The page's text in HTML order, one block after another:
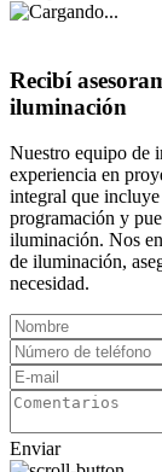
Recibí
iluminación
Nuestro equipo de
experiencia en
integral que
programación y
iluminación. Nos
de iluminación,
necesidad.
Enviar